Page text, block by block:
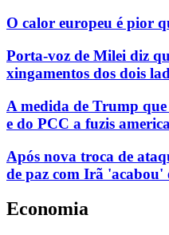
O calor europeu é pior
Porta-voz de Milei diz
xingamentos dos dois
A medida de Trump
e do PCC a fuzis
Após nova troca de
de paz com Irã 'acabou'
Economia